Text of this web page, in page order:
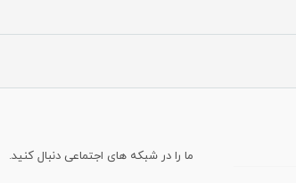
ما را در شبکه های اجتماعی دنبال کنید.